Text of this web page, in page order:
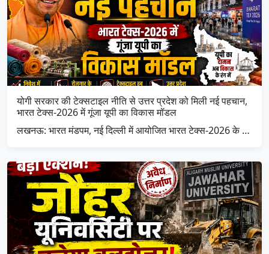
योगी सरकार की टेक्सटाइल नीति से उत्तर प्रदेश को मिली नई पहचान,
भारत टेक्स-2026 में गूंजा यूपी का विकास मॉडल
लखनऊ: भारत मंडपम, नई दिल्ली में आयोजित भारत टेक्स-2026 के …